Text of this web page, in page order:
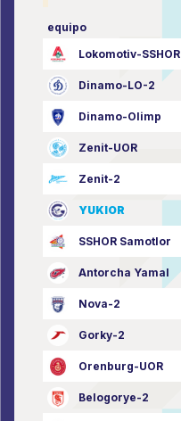
equipo
Lokomotiv-SSHOR
Dinamo-LO-2
Dinamo-Olimp
Zenit-UOR
Zenit-2
YUKIOR
SSHOR Samotlor
Antorcha Yamal
Nova-2
Gorky-2
Orenburg-UOR
Belogorye-2